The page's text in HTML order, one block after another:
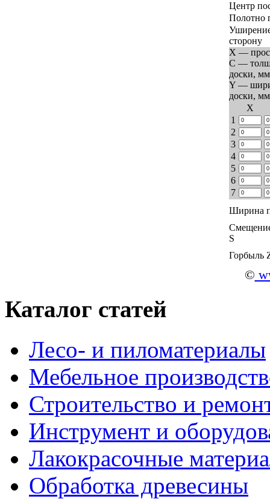
Центр
Полотно
сторону
X —
C —
доски, мм
Y —
доски, мм
Х
1
2
3
4
5
6
7
Ширина
S
Горбыль
©
Каталог статей
Лесо- и пиломатериалы
Мебельное
Строительство и
Инструмент и
Лакокрасочные
Обработка древесины